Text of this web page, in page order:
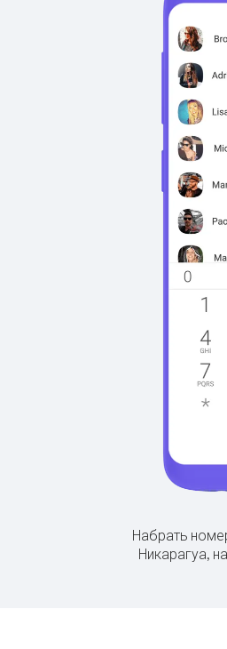
Набрать
Никарагуа,